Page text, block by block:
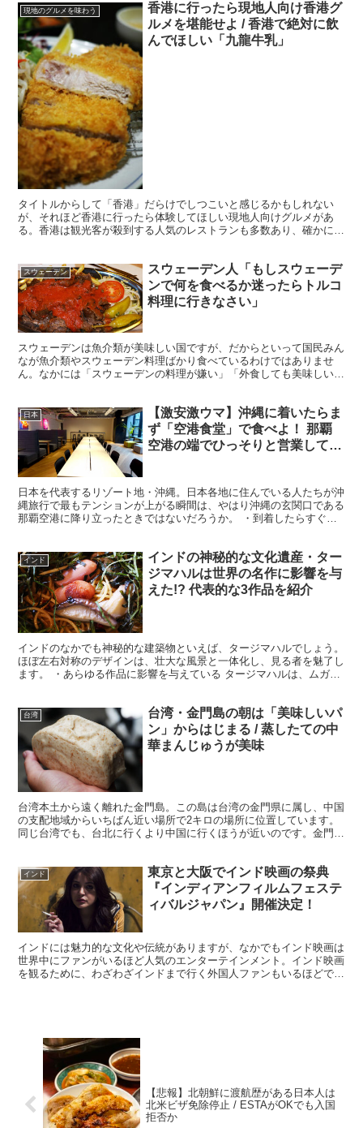
現地のグルメを味わう
香港に行ったら現地人向け香港グ
ルメを堪能せよ / 香港で絶対に飲
んでほしい「九龍牛乳」
タイトルからして「香港」だらけでしつこいと感じるかもしれない
が、それほど香港に行ったら体験してほしい現地人向けグルメがあ
る。香港は観光客が殺到する人気のレストランも多数あり、確かに絶
スウェーデン
スウェーデン人「もしスウェーデ
ンで何を食べるか迷ったらトルコ
料理に行きなさい」
スウェーデンは魚介類が美味しい国ですが、だからといって国民みん
なが魚介類やスウェーデン料理ばかり食べているわけではありませ
ん。なかには「スウェーデンの料理が嫌い」「外食しても美味しい店
日本
【激安激ウマ】沖縄に着いたらま
ず「空港食堂」で食べよ！ 那覇
空港の端でひっそりと営業してい
日本を代表するリゾート地・沖縄。日本各地に住んでいる人たちが沖
縄旅行で最もテンションが上がる瞬間は、やはり沖縄の玄関口である
那覇空港に降り立ったときではないだろうか。 ・到着したらすぐ沖
インド
インドの神秘的な文化遺産・ター
ジマハルは世界の名作に影響を与
えた!? 代表的な3作品を紹介
インドのなかでも神秘的な建築物といえば、タージマハルでしょう。
ほぼ左右対称のデザインは、壮大な風景と一体化し、見る者を魅了し
ます。 ・あらゆる作品に影響を与えている タージマハルは、ムガル
台湾
台湾・金門島の朝は「美味しいパ
ン」からはじまる / 蒸したての中
華まんじゅうが美味
台湾本土から遠く離れた金門島。この島は台湾の金門県に属し、中国
の支配地域からいちばん近い場所で2キロの場所に位置しています。
同じ台湾でも、台北に行くより中国に行くほうが近いのです。金門島
インド
東京と大阪でインド映画の祭典
『インディアンフィルムフェステ
ィバルジャパン』開催決定！
インドには魅力的な文化や伝統がありますが、なかでもインド映画は
世界中にファンがいるほど人気のエンターテインメント。インド映画
を観るために、わざわざインドまで行く外国人ファンもいるほどで
【悲報】北朝鮮に渡航歴がある日本人は
北米ビザ免除停止 / ESTAがOKでも入国
拒否か